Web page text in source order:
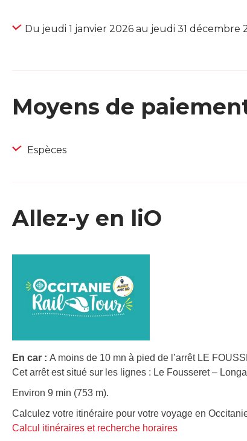
Du jeudi 1 janvier 2026 au jeudi 31 décembre
Moyens de
Espèces
Allez-y en liO
En car : A moins de 10 mn à pied de l’arrêt LE
Cet arrêt est situé sur les lignes : Le Fousseret –
Environ 9 min (753 m).
Calculez votre itinéraire pour votre voyage en
Calcul itinéraires et recherche horaires